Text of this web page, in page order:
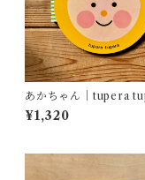
あかちゃん｜tupera
¥1,320